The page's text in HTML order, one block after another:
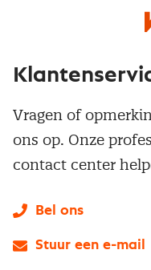
Vragen of
ons op. Onze
contact center
Bel ons
Stuur een e-mail